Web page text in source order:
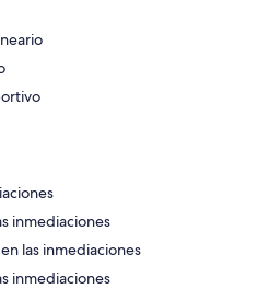
inmediaciones
las inmediaciones
inmediaciones